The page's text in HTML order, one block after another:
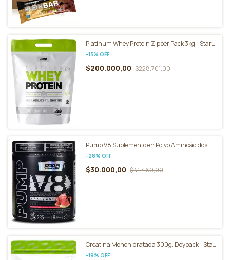
Platinum Whey Protein Zipper Pack 3kg - Star
-13% OFF
$200.000,00 $228.701,00
Pump V8 Suplemento en Polvo Aminoácidos
-28% OFF
$30.000,00 $41.469,00
Creatina Monohidratada 300g. Doypack - Star
-19% OFF